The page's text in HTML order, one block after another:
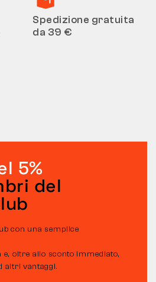
Spedizione gratuita
da 39 €
5%
del
con una semplice
e, oltre allo sconto immediato,
altri vantaggi.